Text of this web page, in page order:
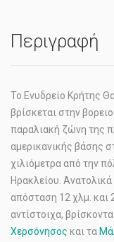
Περιγραφή
Το Ενυδρείο Κρήτης
βρίσκεται στην
παραλιακή ζώνη της
αμερικανικής βάσης
χιλιόμετρα από την
Ηρακλείου. Ανατολικά
απόσταση 12 χλμ. και
αντίστοιχα,
Χερσόνησος και τα